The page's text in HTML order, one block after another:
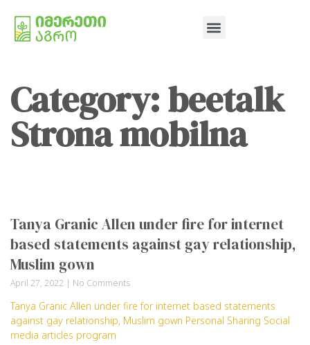
Category: beetalk
Strona mobilna
Tanya Granic Allen under fire for internet
based statements against gay relationship,
Muslim gown
April 27, 2022 No Comments
Tanya Granic Allen under fire for internet based statements
against gay relationship, Muslim gown Personal Sharing Social
media articles program